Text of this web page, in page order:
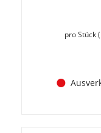
pro Stück